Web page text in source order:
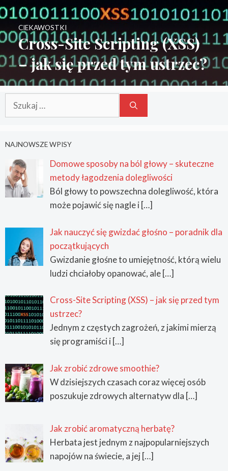
Cross-Site Scripting (XSS)
– jak się przed tym ustrzec?
CIEKAWOSTKI
Szukaj:
NAJNOWSZE WPISY
Domowe sposoby na ból głowy – skuteczne
metody łagodzenia dolegliwości
Ból głowy to powszechna dolegliwość, która
może pojawić się nagle i […]
Jak nauczyć się gwizdać głośno – poradnik dla
początkujących
Gwizdanie głośne to umiejętność, którą wielu
ludzi chciałoby opanować, ale[…]
Cross-Site Scripting (XSS) – jak się przed tym
ustrzec?
Jednym z częstych zagrożeń, z jakimi mierzą
się programiści i […]
Jak zrobić zdrowe smoothie?
W dzisiejszych czasach coraz więcej osób
poszukuje zdrowych alternatyw dla […]
Jak zrobić aromatyczną herbatę?
Herbata jest jednym z najpopularniejszych
napojów na świecie, a jej […]